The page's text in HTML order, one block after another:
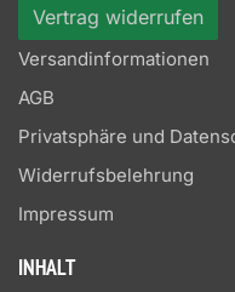
Vertrag widerrufen
Versandinformationen
AGB
Privatsphäre und
Widerrufsbelehrung
Impressum
INHALT